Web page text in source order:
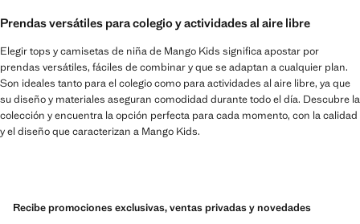
Prendas versátiles para colegio y actividades al aire libre
Elegir tops y camisetas de niña de Mango Kids significa apostar por
prendas versátiles, fáciles de combinar y que se adaptan a cualquier plan.
Son ideales tanto para el colegio como para actividades al aire libre, ya que
su diseño y materiales aseguran comodidad durante todo el día. Descubre la
colección y encuentra la opción perfecta para cada momento, con la calidad
y el diseño que caracterizan a Mango Kids.
Recibe promociones exclusivas, ventas privadas y novedades